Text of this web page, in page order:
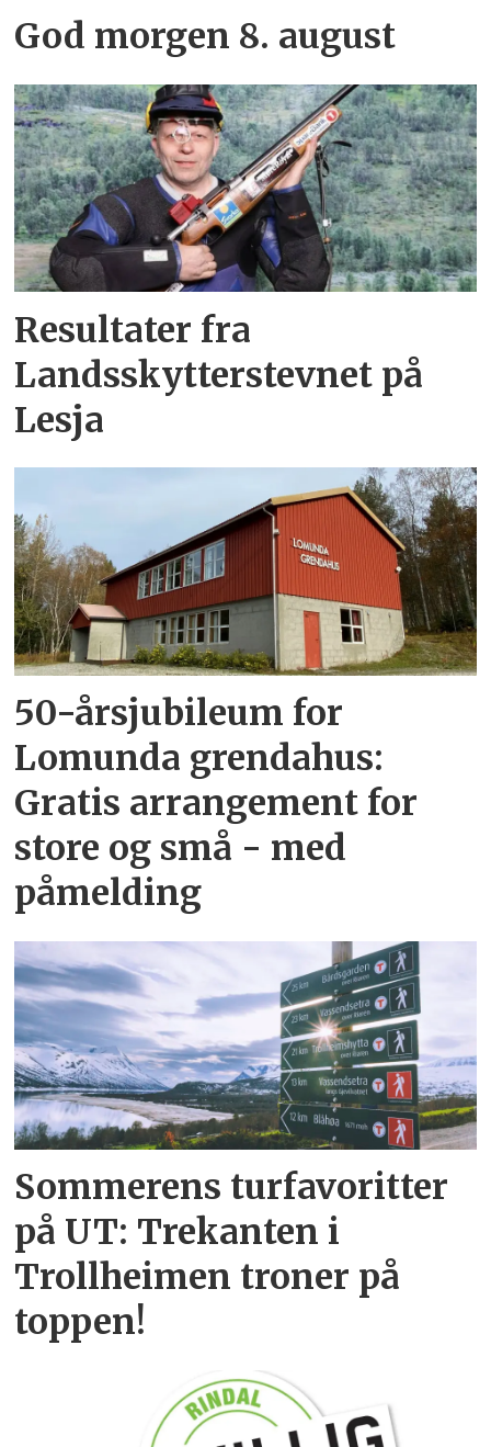
God morgen 8. august
Resultater fra
Landsskytterstevnet på
Lesja
50-årsjubileum for
Lomunda grendahus:
Gratis arrangement for
store og små - med
påmelding
Sommerens turfavoritter
på UT: Trekanten i
Trollheimen troner på
toppen!